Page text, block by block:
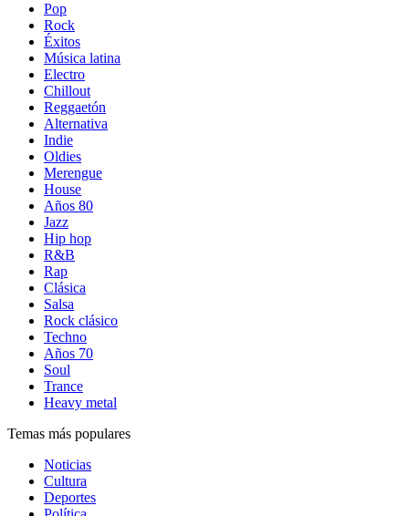
Pop
Rock
Éxitos
Música latina
Electro
Chillout
Reggaetón
Alternativa
Indie
Oldies
Merengue
House
Años 80
Jazz
Hip hop
R&B
Rap
Clásica
Salsa
Rock clásico
Techno
Años 70
Soul
Trance
Heavy metal
Temas más populares
Noticias
Cultura
Deportes